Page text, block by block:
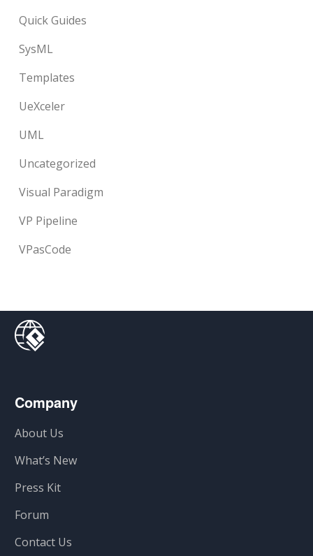
Quick Guides
SysML
Templates
UeXceler
UML
Uncategorized
Visual Paradigm
VP Pipeline
VPasCode
Company
About Us
What’s New
Press Kit
Forum
Contact Us